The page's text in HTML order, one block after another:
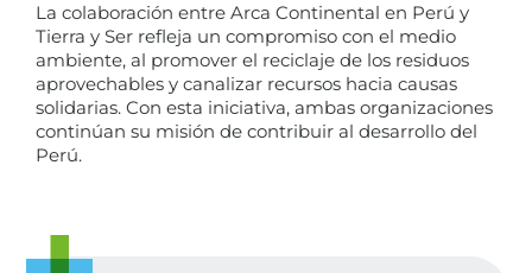
La colaboración entre Arca Continental en Perú y
Tierra y Ser refleja un compromiso con el medio
ambiente, al promover el reciclaje de los residuos
aprovechables y canalizar recursos hacia causas
solidarias. Con esta iniciativa, ambas organizaciones
continúan su misión de contribuir al desarrollo del
Perú.